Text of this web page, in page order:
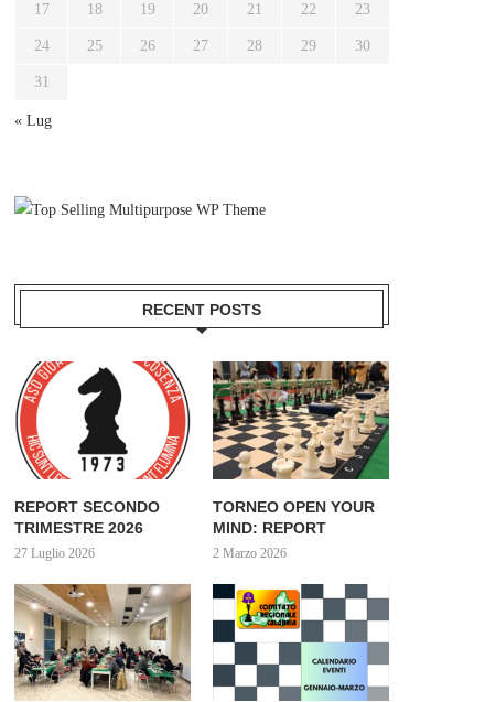
17 18 19 20 21 22 23
24 25 26 27 28 29 30
31
« Lug
RECENT POSTS
REPORT SECONDO
TRIMESTRE 2026
27 Luglio 2026
TORNEO OPEN YOUR
MIND: REPORT
2 Marzo 2026